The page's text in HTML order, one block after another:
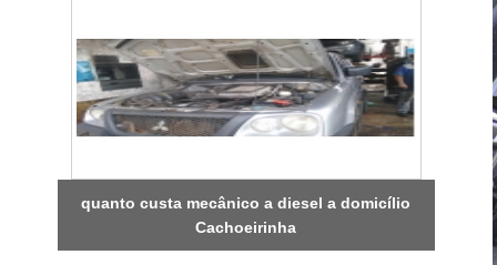
quanto custa mecânico a diesel a domicílio
Cachoeirinha